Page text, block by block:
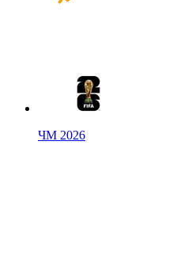
ЧМ 2026